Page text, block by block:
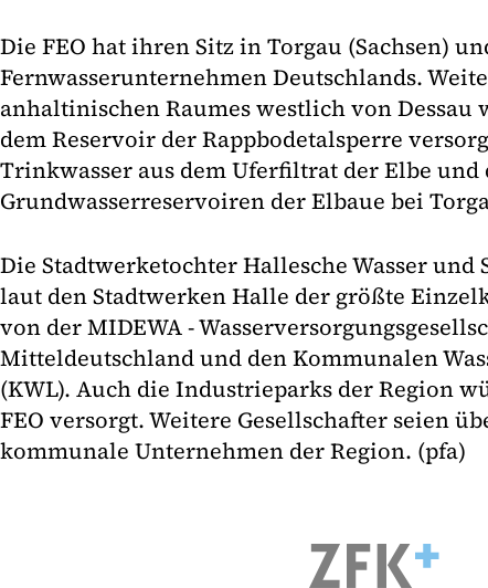
Die FEO hat ihren Sitz in Torgau (Sachsen)
Fernwasserunternehmen Deutschlands.
anhaltinischen Raumes westlich von Dessau
dem Reservoir der Rappbodetalsperre
Trinkwasser aus dem Uferfiltrat der Elbe und
Grundwasserreservoiren der Elbaue bei
Die Stadtwerketochter Hallesche Wasser und
laut den Stadtwerken Halle der größte
von der MIDEWA -
Mitteldeutschland und den Kommunalen
(KWL). Auch die Industrieparks der Region
FEO versorgt. Weitere Gesellschafter seien
kommunale Unternehmen der Region. (pfa)